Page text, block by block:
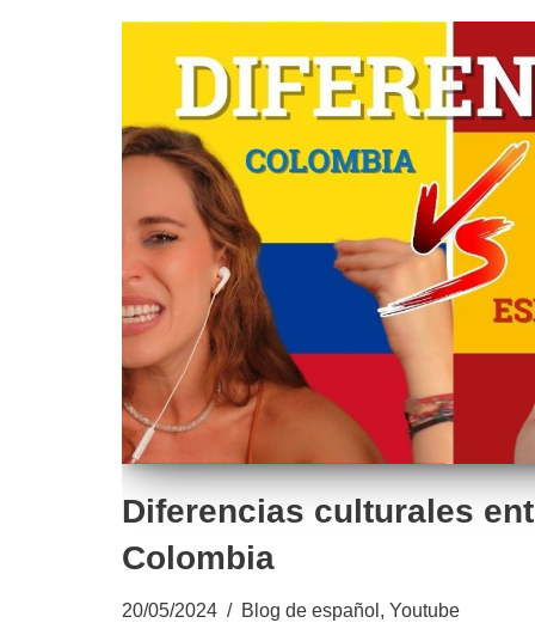
Diferencias culturales
Colombia
20/05/2024 Blog de español Youtube